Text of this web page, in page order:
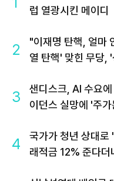
럽 열광시킨 메이디
2
"이재명 탄핵, 얼마
열 탄핵' 맞힌 무당,
3
샌디스크, AI 수요
이던스 실망에 '주
4
국가가 청년 상대로
래적금 12% 준다